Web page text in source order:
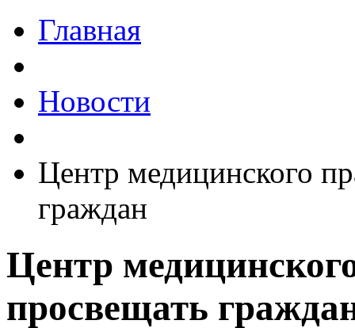
Главная
Новости
Центр медицинского
граждан
Центр
просвещать